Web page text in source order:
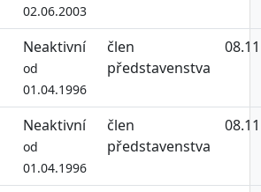
02.06.2003
Neaktivní
od
01.04.1996
člen
představenstva
Neaktivní
od
01.04.1996
člen
představenstva